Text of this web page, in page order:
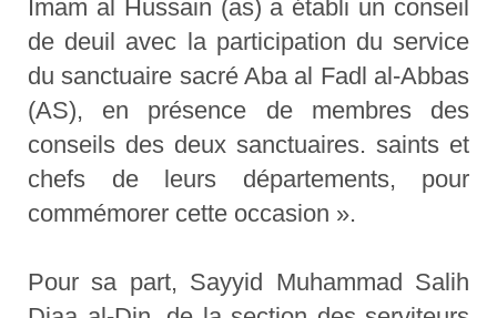
Imam al Hussain (as) a établi un conseil
de deuil avec la participation du service
du sanctuaire sacré Aba al Fadl al-Abbas
(AS), en présence de membres des
conseils des deux sanctuaires. saints et
chefs de leurs départements, pour
commémorer cette occasion ».
Pour sa part, Sayyid Muhammad Salih